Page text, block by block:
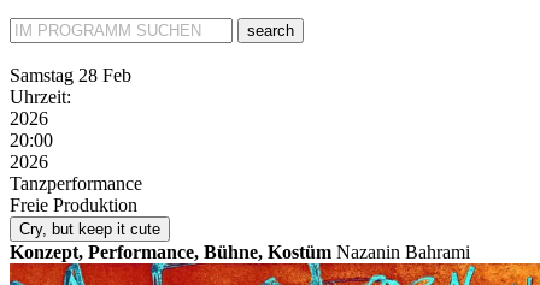
search
Samstag 28 Feb
Uhrzeit:
2026
20:00
2026
Tanzperformance
Freie Produktion
Cry, but keep it cute
Konzept, Performance, Bühne, Kostüm Nazanin Bahrami